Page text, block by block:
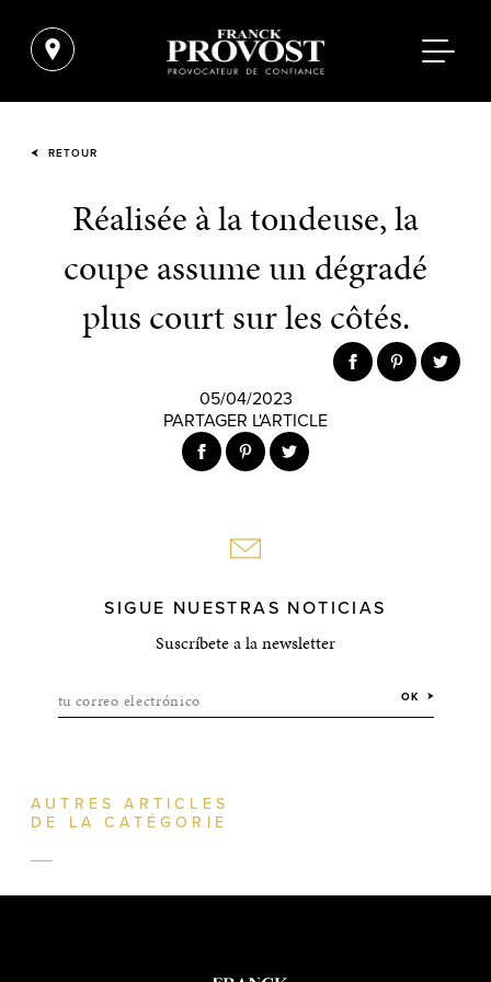
RETOUR
Réalisée à la tondeuse, la
coupe assume un dégradé
plus court sur les côtés.
05/04/2023
PARTAGER L'ARTICLE
SIGUE NUESTRAS NOTICIAS
Suscríbete a la newsletter
tu correo electrónico OK
AUTRES ARTICLES
DE LA CATÉGORIE